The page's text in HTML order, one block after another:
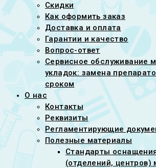
Скидки
Как оформить заказ
Доставка и оплата
Гарантии и качество
Вопрос-ответ
Сервисное обслуживание
укладок: замена
сроком
О нас
Контакты
Реквизиты
Регламентирующие
Полезные материалы
Стандарты
(отделений, центров)